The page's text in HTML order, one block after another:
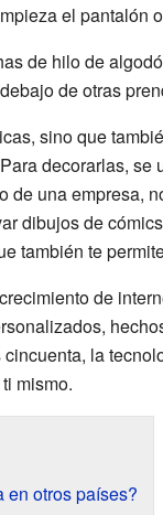
el pantalón
de hilo de
de otras
sino que
decorarlas,
de una empresa,
dibujos de
también te
de
la
mismo.
en otros países?